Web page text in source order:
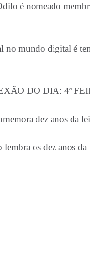
é nomeado
no mundo digital é
DO DIA: 4ª
dez anos da
os dez anos